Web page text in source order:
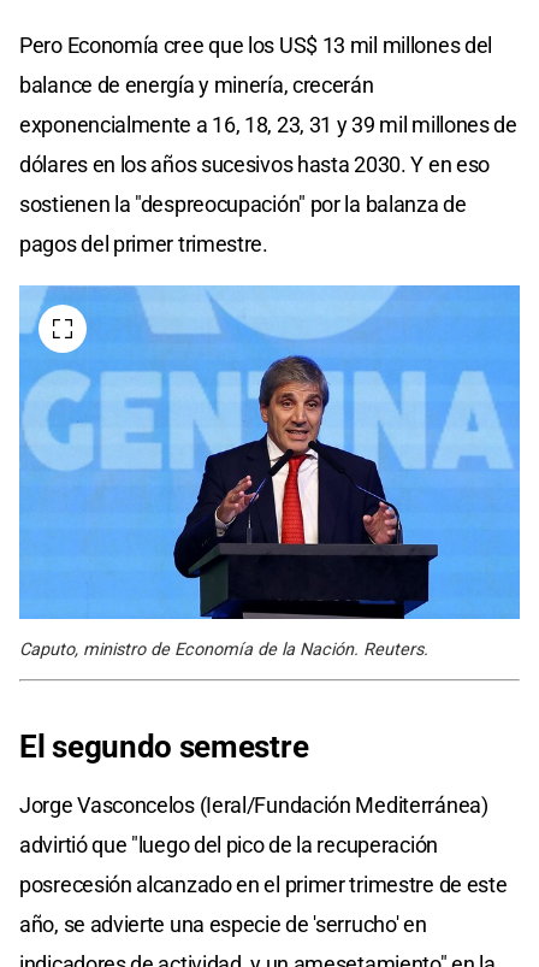
Pero Economía cree que los US$ 13 mil millones del
balance de energía y minería, crecerán
exponencialmente a 16, 18, 23, 31 y 39 mil millones de
dólares en los años sucesivos hasta 2030. Y en eso
sostienen la "despreocupación" por la balanza de
pagos del primer trimestre.
Caputo, ministro de Economía de la Nación. Reuters.
El segundo semestre
Jorge Vasconcelos (Ieral/Fundación Mediterránea)
advirtió que "luego del pico de la recuperación
posrecesión alcanzado en el primer trimestre de este
año, se advierte una especie de 'serrucho' en